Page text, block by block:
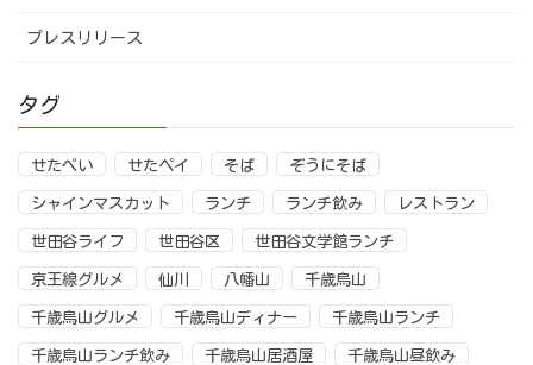
プレスリリース
タグ
せたぺい せたペイ そば ぞうにそば
シャインマスカット ランチ ランチ飲み レストラン
世田谷ライフ 世田谷区 世田谷文学館ランチ
京王線グルメ 仙川 八幡山 千歳烏山
千歳烏山グルメ 千歳烏山ディナー 千歳烏山ランチ
千歳烏山ランチ飲み 千歳烏山居酒屋 千歳烏山昼飲み